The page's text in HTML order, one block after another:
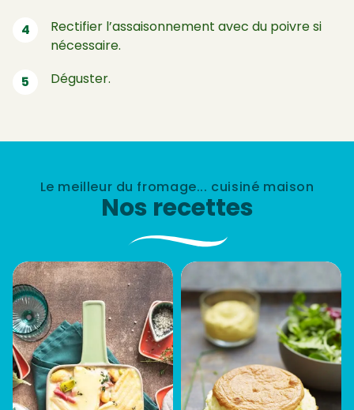
Rectifier l’assaisonnement avec du poivre si
nécessaire.
Déguster.
Le meilleur du fromage... cuisiné maison
Nos recettes